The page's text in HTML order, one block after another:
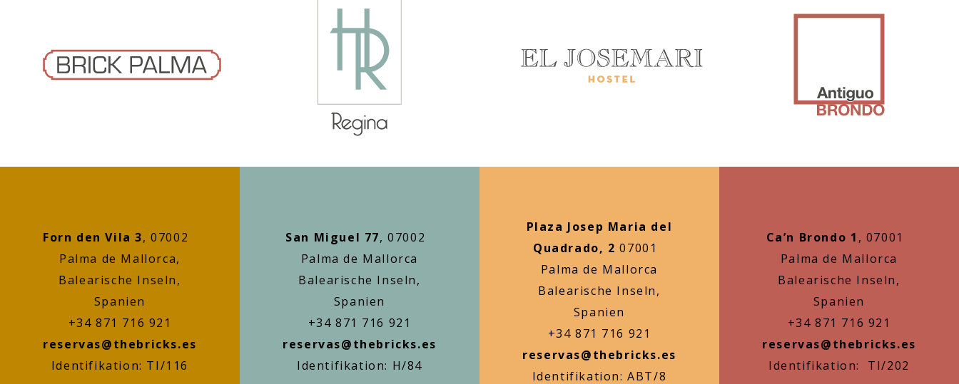
Forn den Vila 3, 07002
Palma de Mallorca,
Balearische Inseln,
Spanien
+34 871 716 921
reservas@thebricks.es
Identifikation: TI/116
San Miguel 77, 07002
Palma de Mallorca
Balearische Inseln,
Spanien
+34 871 716 921
reservas@thebricks.es
Identifikation: H/84
Plaza Josep Maria del
Quadrado, 2 07001
Palma de Mallorca
Balearische Inseln,
Spanien
+34 871 716 921
reservas@thebricks.es
Identifikation: ABT/8
Ca’n Brondo 1 , 07001
Palma de Mallorca
Balearische Inseln,
Spanien
+34 871 716 921
reservas@thebricks.es
Identifikation: TI/202